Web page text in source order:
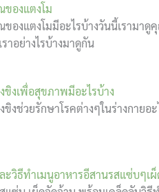
องแตงโม
องแตงโมมีอะไรบ้างวันนี้เรามาดู
าอย่างไรบ้างมาดูกัน
งเพื่อสุขภาพมีอะไรบ้าง
ช่วยรักษาโรคต่างๆในร่างกายอะ
ะวิธีทำเมนูอาหารอีสานรสแซ่บๆเ